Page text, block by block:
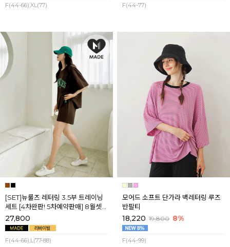
F(44-66),XL(77) F(44-77)
[SET]뉴룰즈 레터링 3.5부 트레이닝
세트 [4차완판! 5차예약판매] 8월셋
째주 순차배송
27,800
F(44-66),L(77-88)
모어드 소프트 단가라 백레터링 루즈
반팔티
18,220 19,800 8%
F(44-99)